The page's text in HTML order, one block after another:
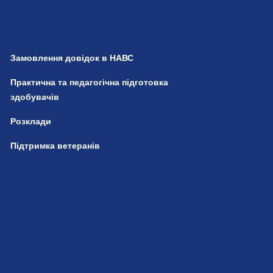
Замовлення довідок в НАВС
Практична та педагогічна підготовка
здобувачів
Розклади
Підтримка ветеранів